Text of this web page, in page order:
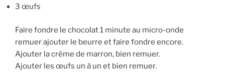
3 œufs
Faire fondre le chocolat 1 minute au micro-onde
remuer ajouter le beurre et faire fondre encore.
Ajouter la crème de marron, bien remuer.
Ajouter les œufs un à un et bien remuer.